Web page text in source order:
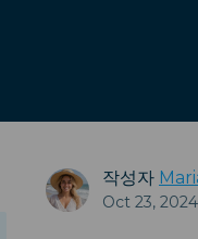
작성자
Oct 23, 2024